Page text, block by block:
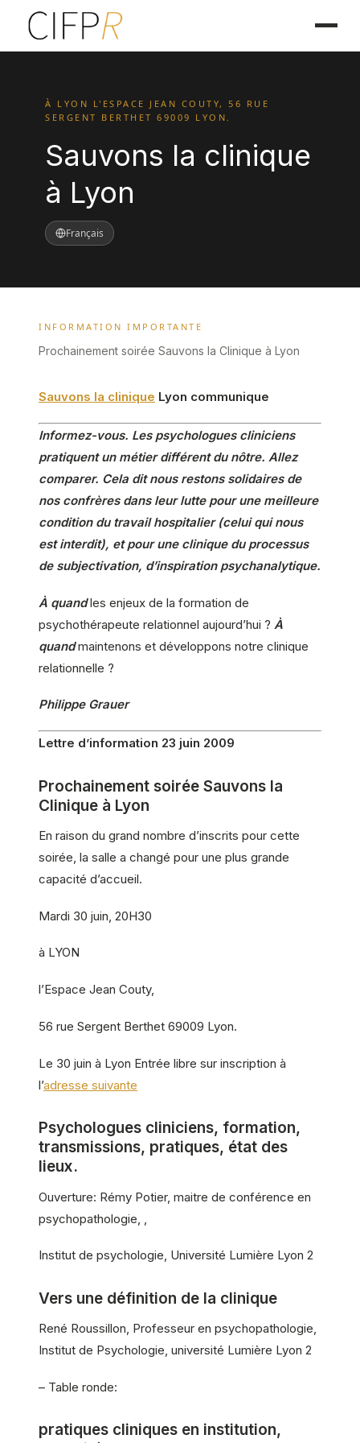
À LYON L'ESPACE JEAN COUTY, 56 RUE
SERGENT BERTHET 69009 LYON.
Sauvons la clinique
à Lyon
Français
INFORMATION IMPORTANTE
Prochainement soirée Sauvons la Clinique à Lyon
Sauvons la clinique Lyon communique
Informez-vous. Les psychologues cliniciens
pratiquent un métier différent du nôtre. Allez
comparer. Cela dit nous restons solidaires de
nos confrères dans leur lutte pour une meilleure
condition du travail hospitalier (celui qui nous
est interdit), et pour une clinique du processus
de subjectivation, d’inspiration psychanalytique.
À quandles enjeux de la formation de
psychothérapeute relationnel aujourd’hui ? À
quandmaintenons et développons notre clinique
relationnelle ?
Philippe Grauer
Lettre d’information 23 juin 2009
Prochainement soirée Sauvons la
Clinique à Lyon
En raison du grand nombre d’inscrits pour cette
soirée, la salle a changé pour une plus grande
capacité d’accueil.
Mardi 30 juin, 20H30
à LYON
l’Espace Jean Couty,
56 rue Sergent Berthet 69009 Lyon.
Le 30 juin à Lyon Entrée libre sur inscription à
l’adresse suivante
Psychologues cliniciens, formation,
transmissions, pratiques, état des
lieux.
Ouverture: Rémy Potier, maitre de conférence en
psychopathologie, ,
Institut de psychologie, Université Lumière Lyon 2
Vers une définition de la clinique
René Roussillon, Professeur en psychopathologie,
Institut de Psychologie, université Lumière Lyon 2
– Table ronde:
pratiques cliniques en institution,